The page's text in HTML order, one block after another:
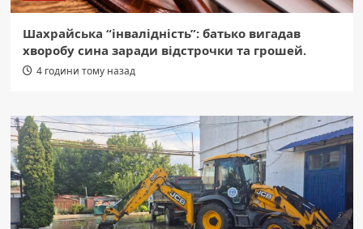
Шахрайська “інвалідність”: батько вигадав
хворобу сина заради відстрочки та грошей.
4 години тому назад